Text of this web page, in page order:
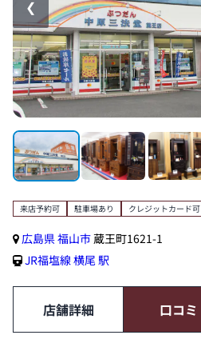
❮
来店予約可 駐車場あり クレジットカード可
広島県福山市蔵王町1621-1
JR福塩線横尾 駅
店舗詳細 口コミ